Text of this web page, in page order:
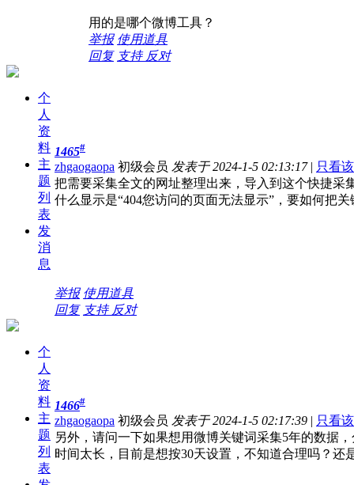
用的是哪个微博工具？
举报 使用道具
回复 支持 反对
个
人
资
料
主
题
列
表
发
消
息
1465#
zhgaogaopa 初级会员 发表于 2024-1-5 02:13:17 | 只看
把需要采集全文的网址整理出来，导入到这个快捷采
什么显示是“404您访问的页面无法显示”，要如何把
举报 使用道具
回复 支持 反对
个
人
资
料
主
题
列
表
1466#
zhgaogaopa 初级会员 发表于 2024-1-5 02:17:39 | 只看
另外，请问一下如果想用微博关键词采集5年的数据
时间太长，目前是想按30天设置，不知道合理吗？还